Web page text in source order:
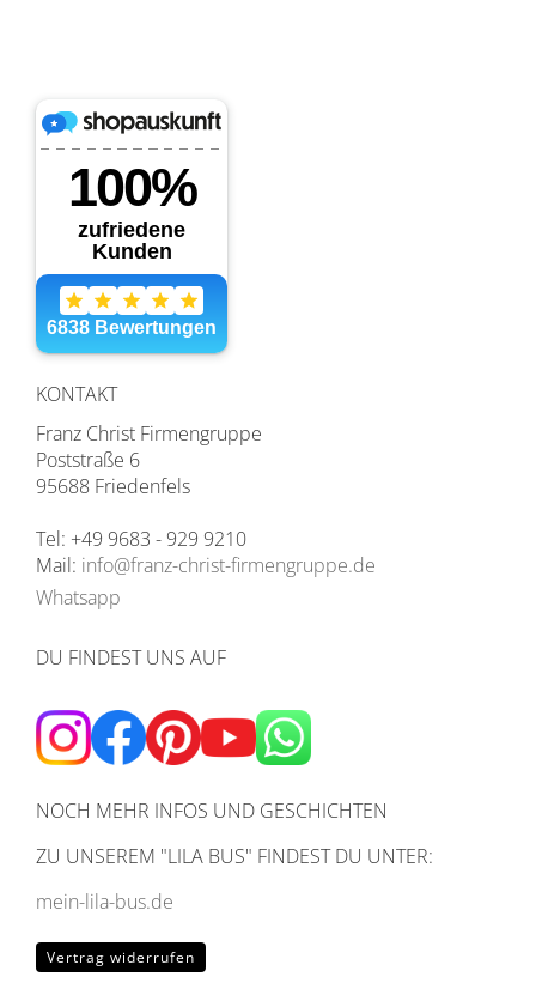
KONTAKT
Franz Christ Firmengruppe
Poststraße 6
95688 Friedenfels
Tel: +49 9683 - 929 9210
Mail: info@franz-christ-firmengruppe.de
Whatsapp
DU FINDEST UNS AUF
NOCH MEHR INFOS UND GESCHICHTEN
ZU UNSEREM "LILA BUS" FINDEST DU UNTER:
mein-lila-bus.de
Vertrag widerrufen